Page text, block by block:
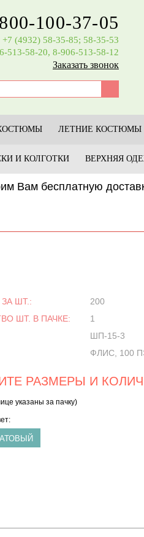
100-37-05
+7 (4932) 58-35-85; 58-35-53
513-58-20, 8-906-513-58-12
Заказать звонок
ЛЕТНИЕ КОСТЮМЫ
И КОЛГОТКИ ВЕРХНЯЯ
бесплатную
ШТ.:
200
ШТ. В ПАЧКЕ:
1
ШП-15-3
ФЛИС, 100
РАЗМЕРЫ И
указаны за пачку)